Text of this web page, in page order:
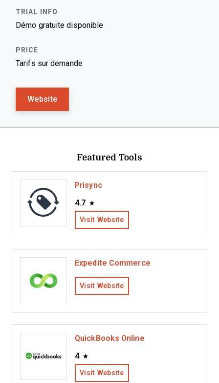
Démo gratuite disponible
Tarifs sur demande
Website
Featured Tools
Prisync
4.7
Visit Website
Expedite Commerce
Visit Website
QuickBooks Online
4
Visit Website